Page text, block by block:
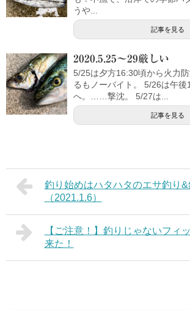
うや...
記事を見る
2020.5.25～29厳しい
5/25は夕方16:30頃から火力
るもノーバイト。 5/26は午
へ。……撃沈。 5/27は...
記事を見る
釣り始めはハタハタのエサ釣り&
（2021.1.6）
【ご注意！】釣りじゃないフィ
来た！